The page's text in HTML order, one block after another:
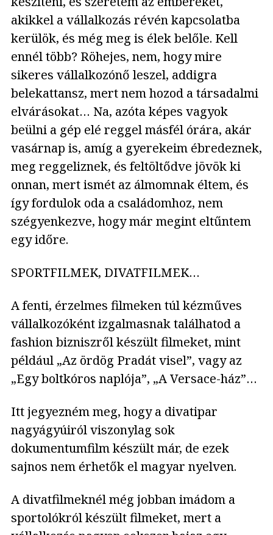
akikkel a vállalkozás révén kapcsolatba
kerülök, és még meg is élek belőle. Kell
ennél több? Röhejes, nem, hogy mire
sikeres vállalkozónő leszel, addigra
belekattansz, mert nem hozod a társadalmi
elvárásokat… Na, azóta képes vagyok
beülni a gép elé reggel másfél órára, akár
vasárnap is, amíg a gyerekeim ébredeznek,
meg reggeliznek, és feltöltődve jövök ki
onnan, mert ismét az álmomnak éltem, és
így fordulok oda a családomhoz, nem
szégyenkezve, hogy már megint eltűntem
egy időre.
SPORTFILMEK, DIVATFILMEK…
A fenti, érzelmes filmeken túl kézműves
vállalkozóként izgalmasnak találhatod a
fashion bizniszről készült filmeket, mint
például „Az ördög Pradát visel”, vagy az
„Egy boltkóros naplója”, „A Versace-ház”…
Itt jegyezném meg, hogy a divatipar
nagyágyúiról viszonylag sok
dokumentumfilm készült már, de ezek
sajnos nem érhetők el magyar nyelven.
A divatfilmeknél még jobban imádom a
sportolókról készült filmeket, mert a